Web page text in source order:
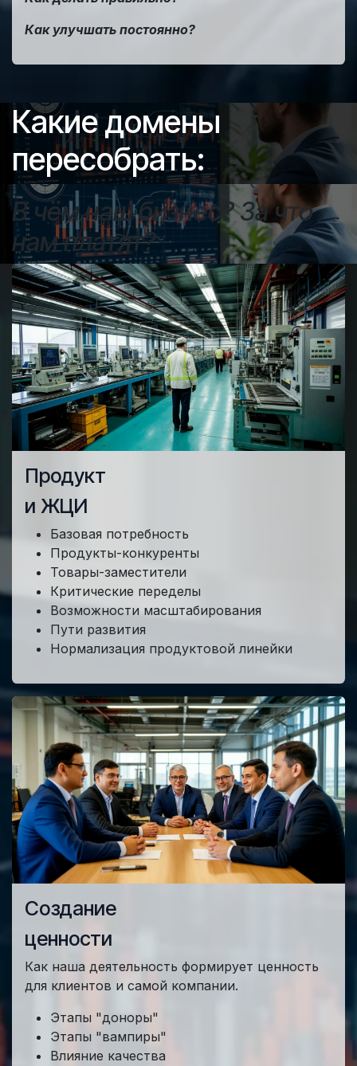
Как улучшать постоянно?
Какие домены
пересобрать:
В чём наш бизнес? За что
нам платят?
Продукт
и ЖЦИ
Базовая потребность
Продукты-конкуренты
Товары-заместители
Критические переделы
Возможности масштабирования
Пути развития
Нормализация продуктовой линейки
Создание
ценности
Как наша деятельность формирует ценность
для клиентов и самой компании.
Этапы "доноры"
Этапы "вампиры"
Влияние качества